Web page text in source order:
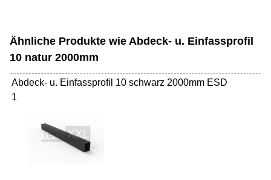
Ähnliche Produkte wie Abdeck- u. Einfassprofil
10 natur 2000mm
Abdeck- u. Einfassprofil 10 schwarz 2000mm ESD
1